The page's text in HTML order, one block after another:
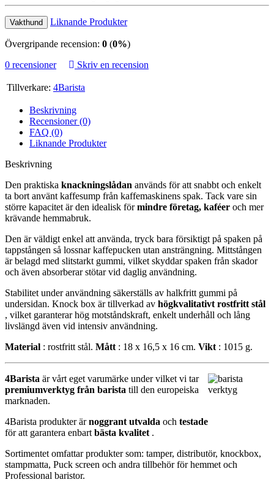
Vakthund Liknande Produkter
Övergripande recension: 0 (0%)
0 recensioner
Skriv en recension
Tillverkare: 4Barista
Beskrivning
Recensioner (0)
FAQ (0)
Liknande Produkter
Beskrivning
Den praktiska knackningslådan används för att snabbt och enkelt
ta bort använt kaffesump från kaffemaskinens spak. Tack vare sin
större kapacitet är den idealisk förmindre företag, kaféer och mer
krävande hemmabruk.
Den är väldigt enkel att använda, tryck bara försiktigt på spaken på
tappstången så lossnar kaffepucken utan ansträngning. Mittstången
är belagd med slitstarkt gummi, vilket skyddar spaken från skador
och även absorberar stötar vid daglig användning.
Stabilitet under användning säkerställs av halkfritt gummi på
undersidan. Knock box är tillverkad av högkvalitativt rostfritt stål
, vilket garanterar hög motståndskraft, enkelt underhåll och lång
livslängd även vid intensiv användning.
Material : rostfritt stål. Mått : 18 x 16,5 x 16 cm. Vikt : 1015 g.
4Barista är vårt eget varumärke under vilket vi tar
premiumverktyg från barista till den europeiska
marknaden.
4Barista produkter ärnoggrant utvalda och testade
för att garantera enbart bästa kvalitet .
Sortimentet omfattar produkter som: tamper, distributör, knockbox,
stampmatta, Puck screen och andra tillbehör för hemmet och
Professional baristor.